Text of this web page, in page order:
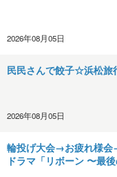
2026年08月05日
民民さんで餃子☆浜松旅
2026年08月05日
輪投げ大会→お疲れ様
ドラマ「リボーン 〜最